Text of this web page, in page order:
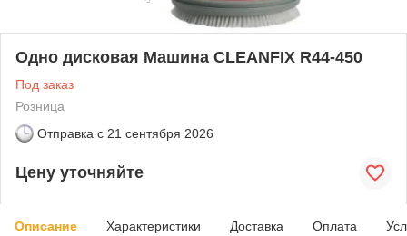
Одно дисковая Машина CLEANFIX R44-450
Под заказ
Розница
Отправка с 21 сентября 2026
Цену уточняйте
Описание Характеристики Доставка Оплата